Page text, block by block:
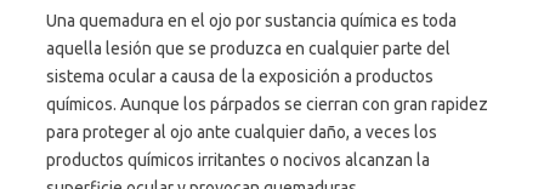
Una quemadura en el ojo por sustancia química es toda
aquella lesión que se produzca en cualquier parte del
sistema ocular a causa de la exposición a productos
químicos. Aunque los párpados se cierran con gran rapidez
para proteger al ojo ante cualquier daño, a veces los
productos químicos irritantes o nocivos alcanzan la